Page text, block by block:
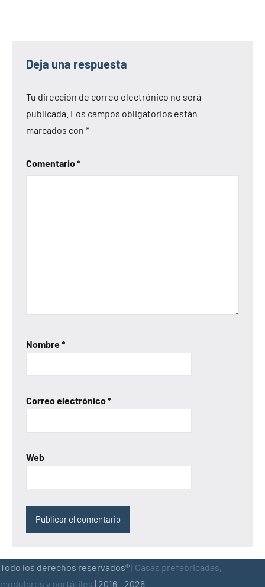
Deja una respuesta
Tu dirección de correo electrónico no será
publicada. Los campos obligatorios están
marcados con *
Comentario*
Nombre*
Correo electrónico*
Web
Todo los derechos reservados® | Casas prefabricadas,
modulares y portátiles | 2016 - 2026